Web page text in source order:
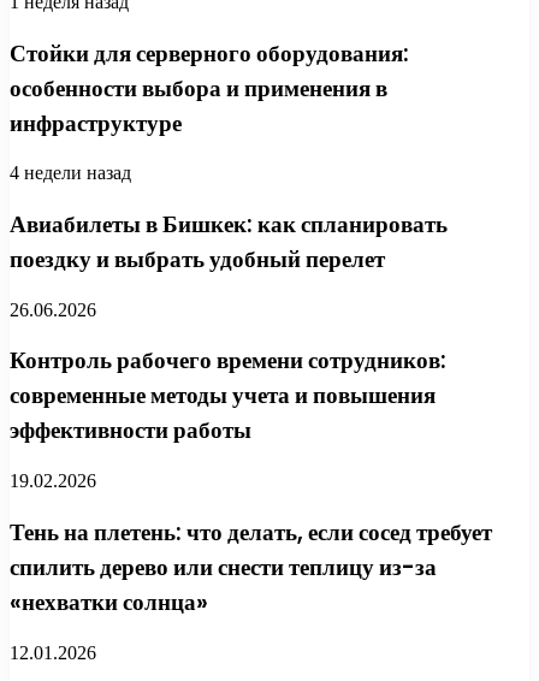
Стойки для серверного оборудования:
особенности выбора и применения в
инфраструктуре
4 недели назад
Авиабилеты в Бишкек: как спланировать
поездку и выбрать удобный перелет
26.06.2026
Контроль рабочего времени сотрудников:
современные методы учета и повышения
эффективности работы
19.02.2026
Тень на плетень: что делать, если сосед требует
спилить дерево или снести теплицу из-за
«нехватки солнца»
12.01.2026